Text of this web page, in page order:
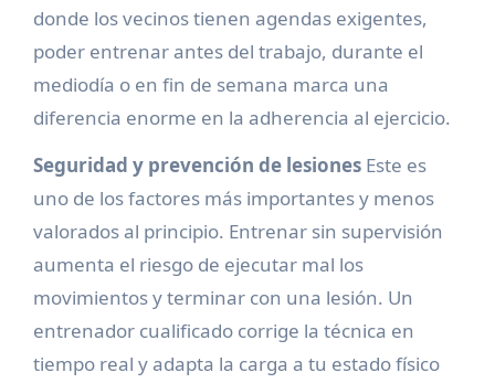
donde los vecinos tienen agendas exigentes,
poder entrenar antes del trabajo, durante el
mediodía o en fin de semana marca una
diferencia enorme en la adherencia al ejercicio.
Seguridad y prevención de lesionesEste es
uno de los factores más importantes y menos
valorados al principio. Entrenar sin supervisión
aumenta el riesgo de ejecutar mal los
movimientos y terminar con una lesión. Un
entrenador cualificado corrige la técnica en
tiempo real y adapta la carga a tu estado físico